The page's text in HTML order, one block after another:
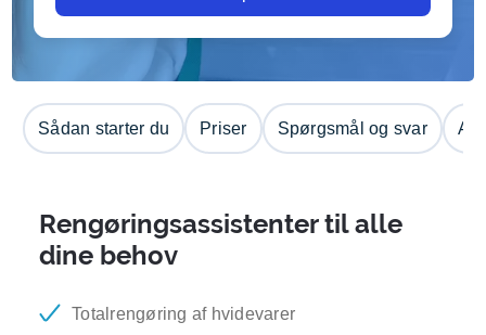
Sådan starter du Priser Spørgsmål og svar
Rengøringsassistenter til alle
dine behov
Totalrengøring af hvidevarer